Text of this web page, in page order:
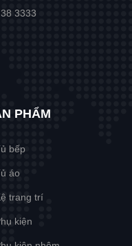
3333
PHẨM
bếp
áo
trang trí
kiện